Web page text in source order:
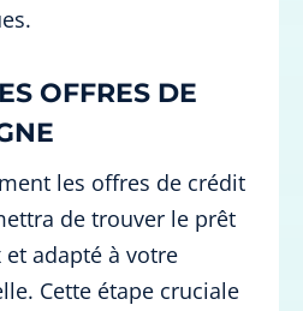
OFFRES DE
les offres de crédit
de trouver le prêt
adapté à votre
Cette étape cruciale